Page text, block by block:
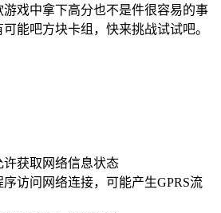
戏中拿下高分也不是件很容易的事
能吧方块卡组，快来挑战试试吧。
许获取网络信息状态
序访问网络连接，可能产生GPRS流